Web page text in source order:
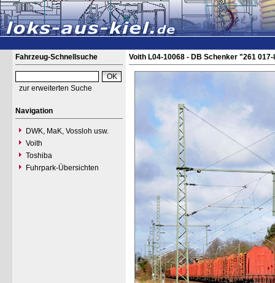
Fahrzeug-Schnellsuche
zur erweiterten Suche
Navigation
DWK, MaK, Vossloh usw.
Voith
Toshiba
Fuhrpark-Übersichten
Voith L04-10068 - DB Schenker "261